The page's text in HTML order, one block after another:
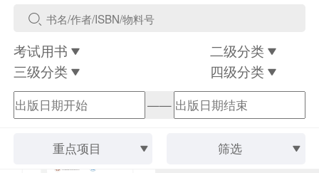
考试用书
二级分类
三级分类
四级分类
——
重点项目 筛选